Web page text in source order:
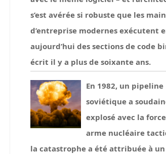
s’est avérée si robuste que les
d’entreprise modernes exécutent
aujourd’hui des sections de code
écrit il y a plus de soixante ans.
En 1982, un pipeline
soviétique a
explosé avec la
arme nucléaire
la catastrophe a été attribuée à un